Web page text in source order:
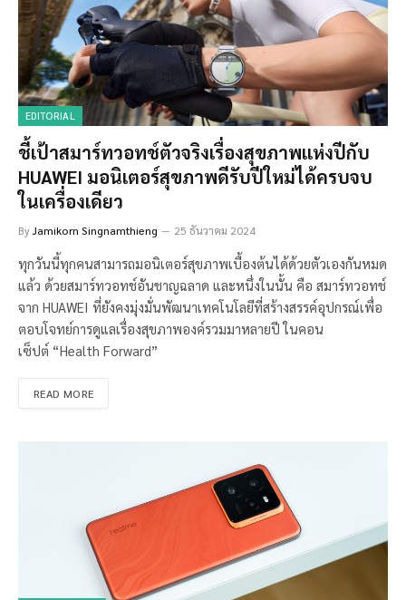
EDITORIAL
ชี้เป้าสมาร์ทวอทช์ตัวจริงเรื่องสุขภาพแห่งปีกับ
HUAWEI มอนิเตอร์สุขภาพดีรับปีใหม่ได้ครบจบ
ในเครื่องเดียว
ByJamikorn Singnamthieng 25 ธันวาคม 2024
ทุกวันนี้ทุกคนสามารถมอนิเตอร์สุขภาพเบื้องต้นได้ด้วยตัวเองกันหมด
แล้ว ด้วยสมาร์ทวอทช์อันชาญฉลาด และหนึ่งในนั้น คือ สมาร์ทวอทช์
จาก HUAWEI ที่ยังคงมุ่งมั่นพัฒนาเทคโนโลยีที่สร้างสรรค์อุปกรณ์เพื่อ
ตอบโจทย์การดูแลเรื่องสุขภาพองค์รวมมาหลายปี ในคอน
เซ็ปต์ “Health Forward”
READ MORE